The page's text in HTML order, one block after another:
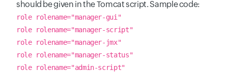
should be given in the Tomcat script. Sample code:
role rolename="manager-gui"
role rolename="manager-script"
role rolename="manager-jmx"
role rolename="manager-status"
role rolename="admin-script"